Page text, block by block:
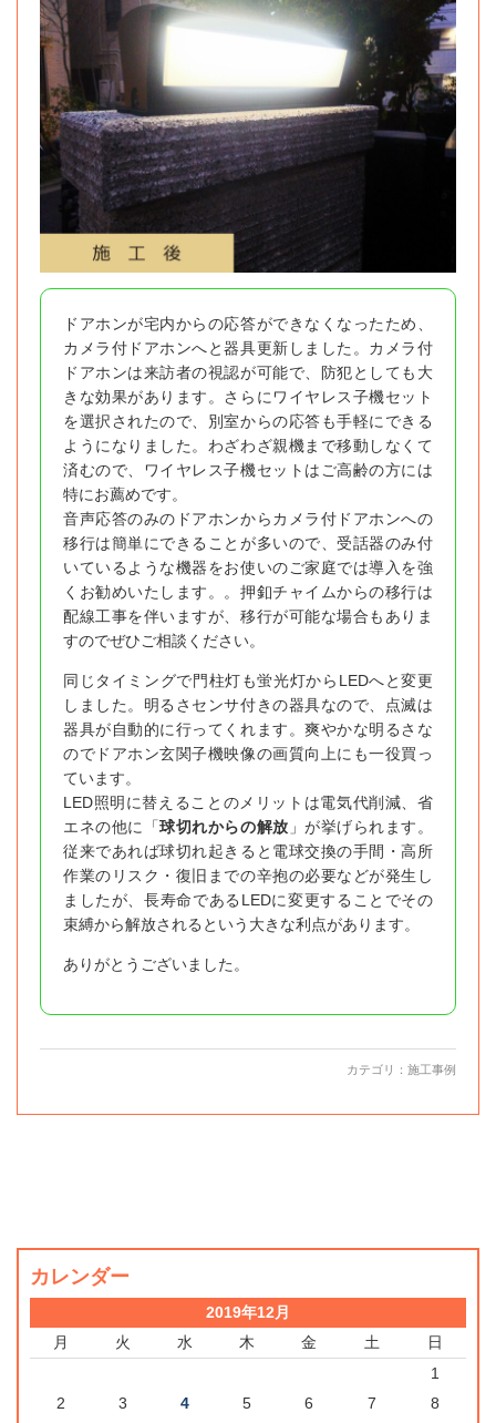
ドアホンが宅内からの応答ができなくなったため、
カメラ付ドアホンへと器具更新しました。カメラ付
ドアホンは来訪者の視認が可能で、防犯としても大
きな効果があります。さらにワイヤレス子機セット
を選択されたので、別室からの応答も手軽にできる
ようになりました。わざわざ親機まで移動しなくて
済むので、ワイヤレス子機セットはご高齢の方には
特にお薦めです。
音声応答のみのドアホンからカメラ付ドアホンへの
移行は簡単にできることが多いので、受話器のみ付
いているような機器をお使いのご家庭では導入を強
くお勧めいたします。。押釦チャイムからの移行は
配線工事を伴いますが、移行が可能な場合もありま
すのでぜひご相談ください。
同じタイミングで門柱灯も蛍光灯からLEDへと変更
しました。明るさセンサ付きの器具なので、点滅は
器具が自動的に行ってくれます。爽やかな明るさな
のでドアホン玄関子機映像の画質向上にも一役買っ
ています。
LED照明に替えることのメリットは電気代削減、省
エネの他に「球切れからの解放 」が挙げられます。
従来であれば球切れ起きると電球交換の手間・高所
作業のリスク・復旧までの辛抱の必要などが発生し
ましたが、長寿命であるLEDに変更することでその
束縛から解放されるという大きな利点があります。
ありがとうございました。
カテゴリ： 施工事例
カレンダー
2019年12月
月
火 水 木 金 土 日
1
2
3 4 5 6 7
8